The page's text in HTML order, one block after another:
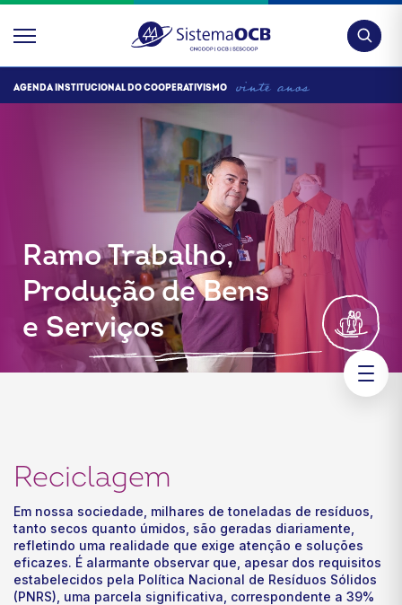
AGENDA INSTITUCIONAL DO COOPERATIVISMO
Ramo Trabalho,
Produção de Bens
e Serviços
Reciclagem
Em nossa sociedade, milhares de toneladas de resíduos,
tanto secos quanto úmidos, são geradas diariamente,
refletindo uma realidade que exige atenção e soluções
eficazes. É alarmante observar que, apesar dos requisitos
estabelecidos pela Política Nacional de Resíduos Sólidos
(PNRS), uma parcela significativa, correspondente a 39%